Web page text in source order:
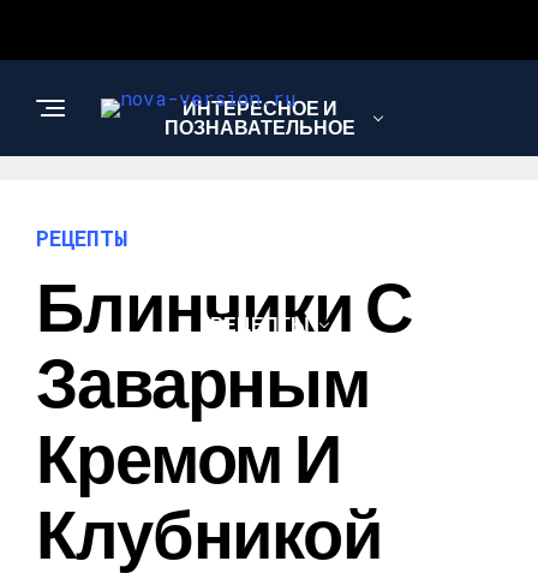
ИНТЕРЕСНОЕ И
ПОЗНАВАТЕЛЬНОЕ
РЕЦЕПТЫ
РЕЦЕПТЫ
Блинчики С
Заварным
Кремом И
Клубникой